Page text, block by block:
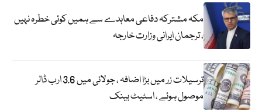
مکہ مشترکہ دفاعی معاہدے سے ہمیں کوئی خطرہ نہیں
، ترجمان ایرانی وزارت خارجہ
ترسیلات زر میں بڑا اضافہ ، جولائی میں 3.6 ارب ڈالر
موصول ہوئے ، اسٹیٹ بینک